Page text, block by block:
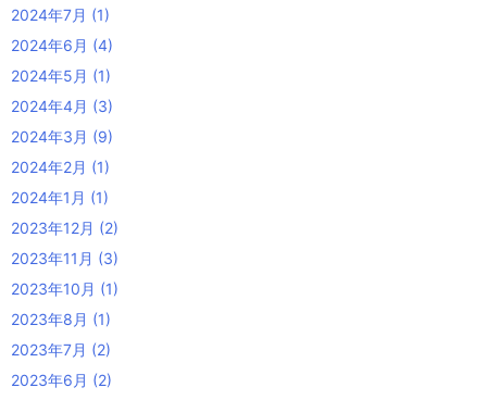
2024年7月 (1)
2024年6月 (4)
2024年5月 (1)
2024年4月 (3)
2024年3月 (9)
2024年2月 (1)
2024年1月 (1)
2023年12月 (2)
2023年11月 (3)
2023年10月 (1)
2023年8月 (1)
2023年7月 (2)
2023年6月 (2)